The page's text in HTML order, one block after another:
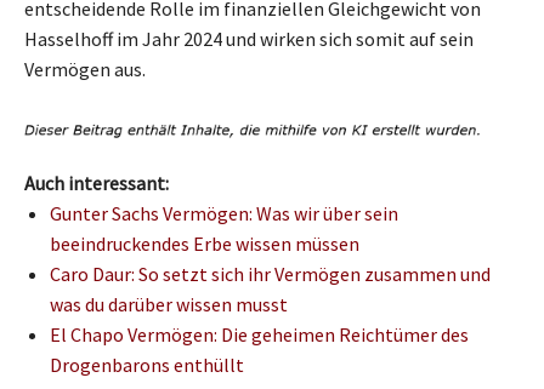
entscheidende Rolle im finanziellen Gleichgewicht von
Hasselhoff im Jahr 2024 und wirken sich somit auf sein
Vermögen aus.
Auch interessant:
Gunter Sachs Vermögen: Was wir über sein
beeindruckendes Erbe wissen müssen
Caro Daur: So setzt sich ihr Vermögen zusammen und
was du darüber wissen musst
El Chapo Vermögen: Die geheimen Reichtümer des
Drogenbarons enthüllt